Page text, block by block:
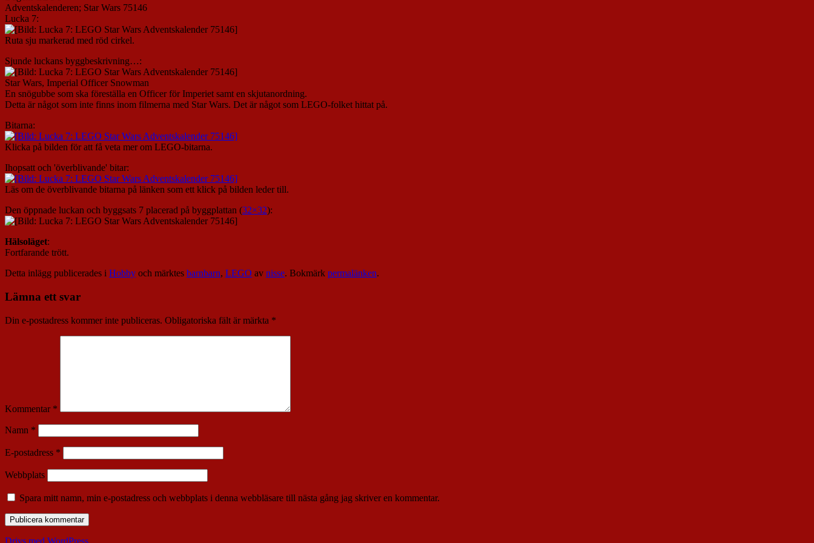
Adventskalenderen; Star Wars 75146
Lucka 7:
Ruta sju markerad med röd cirkel.
Sjunde luckans byggbeskrivning…:
Star Wars, Imperial Officer Snowman
En snögubbe som ska föreställa en Officer för Imperiet samt en skjutanordning.
Detta är något som inte finns inom filmerna med Star Wars. Det är något som LEGO-folket hittat på.
Bitarna:
Klicka på bilden för att få veta mer om LEGO-bitarna.
Ihopsatt och 'överblivande' bitar:
Läs om de överblivande bitarna på länken som ett klick på bilden leder till.
Den öppnade luckan och byggsats 7 placerad på byggplattan (32×32):
Hälsoläget:
Fortfarande trött.
Detta inlägg publicerades i Hobby och märktes barnbarn, LEGO av nisse. Bokmärk permalänken.
Lämna ett svar
Din e-postadress kommer inte publiceras. Obligatoriska fält är märkta *
Kommentar *
Namn *
E-postadress *
Webbplats
Spara mitt namn, min e-postadress och webbplats i denna webbläsare till nästa gång jag skriver en kommentar.
Drivs med WordPress